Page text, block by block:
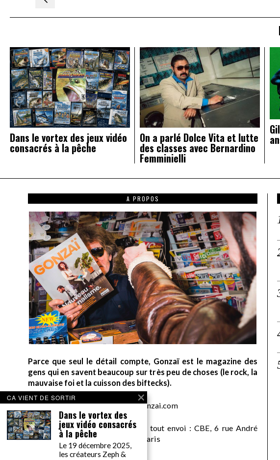
de
Dans le vortex des jeux vidéo
consacrés à la pêche
On a parlé Dolce Vita et lutte
des classes avec Bernardino
Femminielli
A PROPOS
Parce que seul le détail compte, Gonzaï est le magazine des
gens qui en savent beaucoup sur très peu de choses (le rock, la
mauvaise foi et la cuisson des biftecks).
desk AT gonzai.com
Edité par GONZAÏ MEDIA. Pour tout envoi : CBE, 6 rue André
Messager, pour GONZAÏ, 75018 Paris
CA VIENT DE SORTIR
Dans le vortex des
jeux vidéo consacrés
à la pêche
Le 19 décembre 2025,
les créateurs Zeph &